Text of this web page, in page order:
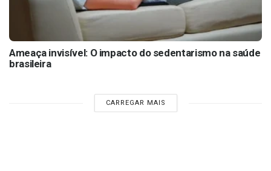
Ameaça invisível: O impacto do sedentarismo na saúde
brasileira
CARREGAR MAIS